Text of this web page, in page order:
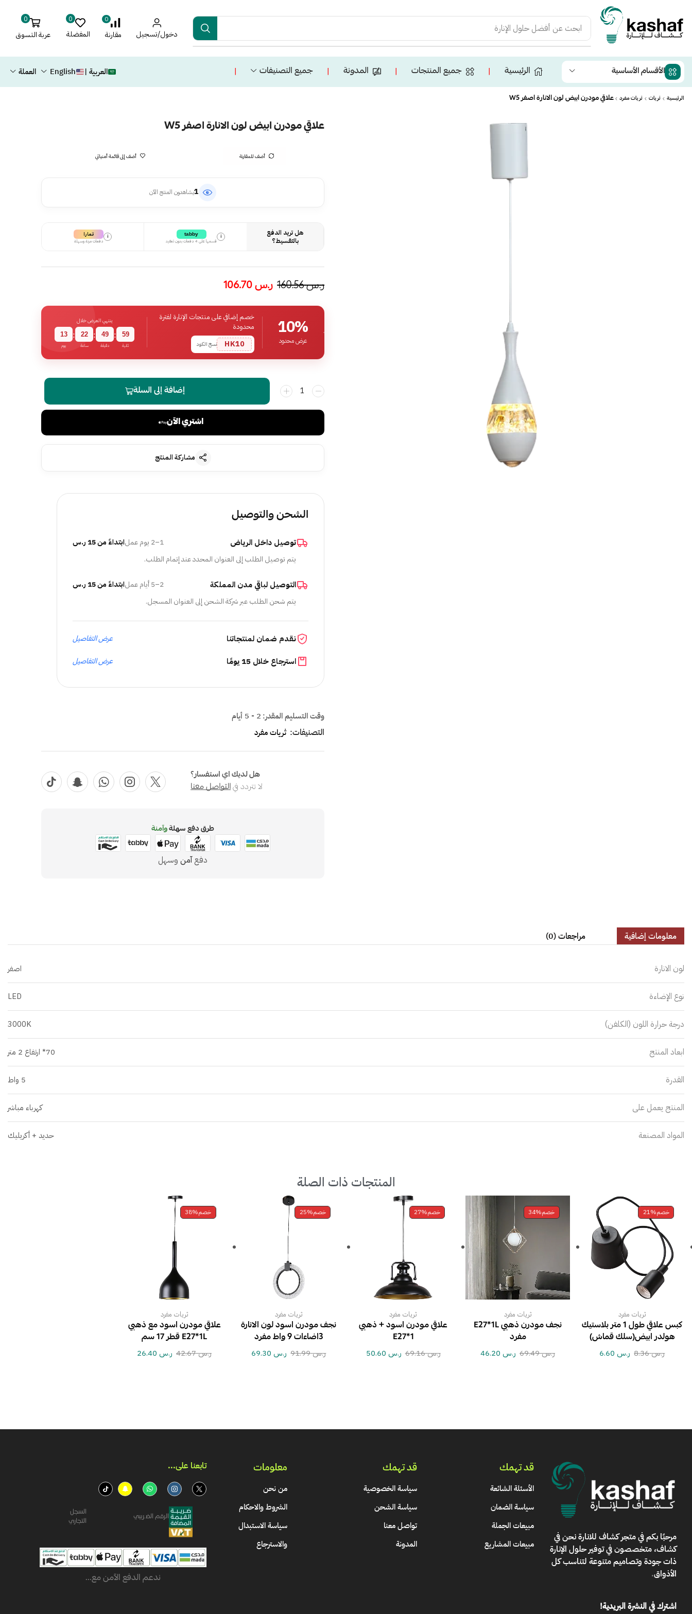
ابحث عن أفضل حلول الإنارة دخول/تسجيل
0
مقارنة
0
المفضلة
0
عربة التسوق
الأقسام الأساسية الرئيسية ❘ جميع المنتجات ❘ المدونة ❘ جميع التصنيفات ❘ العربية | English العملة
الرئيسية ثريات ثريات مفرد علاقي مودرن ابيض لون الانارة اصفر W5
علاقي مودرن ابيض لون الانارة اصفر W5
أضف للمقارنة أضف إلى قائمة أمنياتي
1يشاهدون المنتج الآن
هل تريد الدفع
بالتقسيط؟
i
tabby
قسمها على 4 دفعات بدون تعقيد
i تمارا
دفعات مرنة وسهلة
ر.س160.56 ر.س106.70
10%
عرض محدود
خصم إضافي على منتجات الإنارة لفترة
محدودة
HK10 نسخ الكود
ينتهي العرض خلال
13
يوم
: 22
ساعة
: 49
دقيقة
: 59
ثانية
إضافة إلى السلة
اشتري الآن
مشاركة المنتج
الشحن والتوصيل
توصيل داخل الرياض 1–2 يوم عمل
ابتداءً من 15 ر.س
يتم توصيل الطلب إلى العنوان المحدد عند إتمام الطلب.
التوصيل لباقي مدن المملكة 2–5 أيام عمل
ابتداءً من 15 ر.س
يتم شحن الطلب عبر شركة الشحن إلى العنوان المسجل.
نقدم ضمان لمنتجاتنا عرض التفاصيل
استرجاع خلال 15 يومًا عرض التفاصيل
وقت التسليم المقدر: 2 - 5 أيام
التصنيفات: ثريات مفرد
هل لديك اي استفسار؟
لا تتردد فيالتواصل معنا
طرق دفع سهلةوآمنة
دفعآمنوسهل
معلومات إضافية مراجعات (0)
لون الانارة اصفر
نوع الإضاءة LED
درجة حرارة اللون (الكلفن) 3000K
ابعاد المنتج 70* ارتفاع 2 متر
القدرة 5 واط
المنتج يعمل على كهرباء مباشر
المواد المصنعة حديد + أكريليك
المنتجات ذات الصلة
خصم21%
ثريات مفرد
كبس علاقي طول 1 متر بلاستيك
هولدر ابيض(سلك قماش)
ر.س8.36 ر.س
خصم34%
ثريات مفرد
نجف مودرن ذهبي E27*1L
مفرد
ر.س69.49 ر.س
خصم27%
ثريات مفرد
علاقي مودرن اسود + ذهبي
E27*1
ر.س69.16 ر.س
خصم25%
ثريات مفرد
نجف مودرن اسود لون الانارة
3اضاءات 9 واط مفرد
ر.س91.99 ر.س
خصم38%
ثريات مفرد
علاقي مودرن اسود مع ذهبي
E27*1L قطر 17 سم
ر.س42.67 ر.س
مرحبًا بكم فيمتجر كشاف للانارةنحن في
كشاف، متخصصون في توفير حلول الإنارة
ذات جودة وتصاميم متنوعة لتناسب كل
الأذواق.
اشترك في النشرة البريدية!
قد تهمك
الأسئلة الشائعة
سياسة الضمان
مبيعات الجملة
مبيعات المشاريع
قد تهمك
سياسة الخصوصية
سياسة الشحن
تواصل معنا
المدونة
معلومات
من نحن
الشروط والاحكام
سياسة الاستبدال
والاسترجاع
تابعنا على...​
الرقم الضريبي
السجل
التجاري
ندعم الدفع الآمن مع...